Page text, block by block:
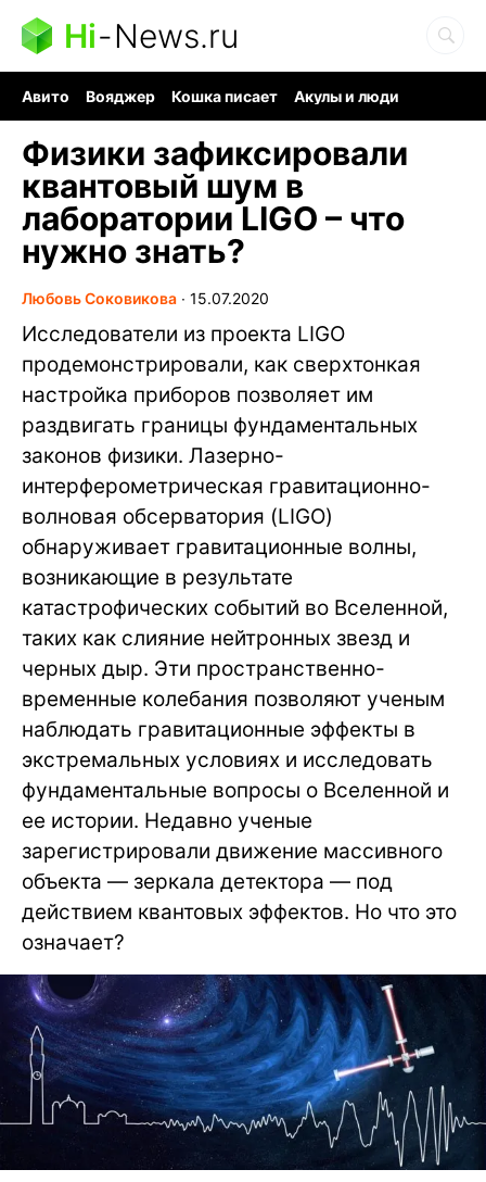
Hi-News.ru
Авито Вояджер Кошка писает
Акулы и люди
Физики зафиксировали
квантовый шум в
лаборатории LIGO – что
нужно знать?
Любовь Соковикова ∙ 15.07.2020
Исследователи из проекта LIGO
продемонстрировали, как сверхтонкая
настройка приборов позволяет им
раздвигать границы фундаментальных
законов физики. Лазерно-
интерферометрическая гравитационно-
волновая обсерватория (LIGO)
обнаруживает гравитационные волны,
возникающие в результате
катастрофических событий во Вселенной,
таких как слияние нейтронных звезд и
черных дыр. Эти пространственно-
временные колебания позволяют ученым
наблюдать гравитационные эффекты в
экстремальных условиях и исследовать
фундаментальные вопросы о Вселенной и
ее истории. Недавно ученые
зарегистрировали движение массивного
объекта — зеркала детектора — под
действием квантовых эффектов. Но что это
означает?